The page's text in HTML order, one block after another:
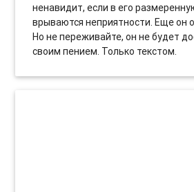
ненавидит, если в его
врываются неприятности. Еще он
Но не переживайте, он не будет
своим пением. Только текстом.